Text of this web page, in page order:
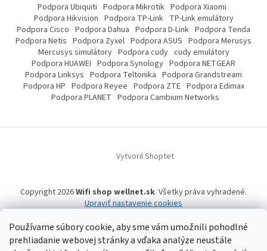
Používame súbory cookie, aby sme vám umožnili pohodlné
prehliadanie webovej stránky a vďaka analýze neustále
Podpora Ubiquiti Podpora Mikrotik Podpora Xiaomi
Podpora Hikvision Podpora TP-Link TP-Link emulátory
Podpora Cisco Podpora Dahua Podpora D-Link Podpora Tenda
Podpora Netis Podpora Zyxel Podpora ASUS Podpora Merusys
Mercusys simulátory Podpora cudy cudy emulátory
Podpora HUAWEI Podpora Synology Podpora NETGEAR
Podpora Linksys Podpora Teltonika Podpora Grandstream
Podpora HP Podpora Reyee Podpora ZTE Podpora Edimax
Podpora PLANET Podpora Cambium Networks
Vytvoril Shoptet
Copyright 2026Wifi shop wellnet.sk. Všetky práva vyhradené.
Upraviť nastavenie cookies
Wifi shop wellnet.sk prevádzkuje spoločnosť WELLNET, s.r.o.,IČO: 36484610,